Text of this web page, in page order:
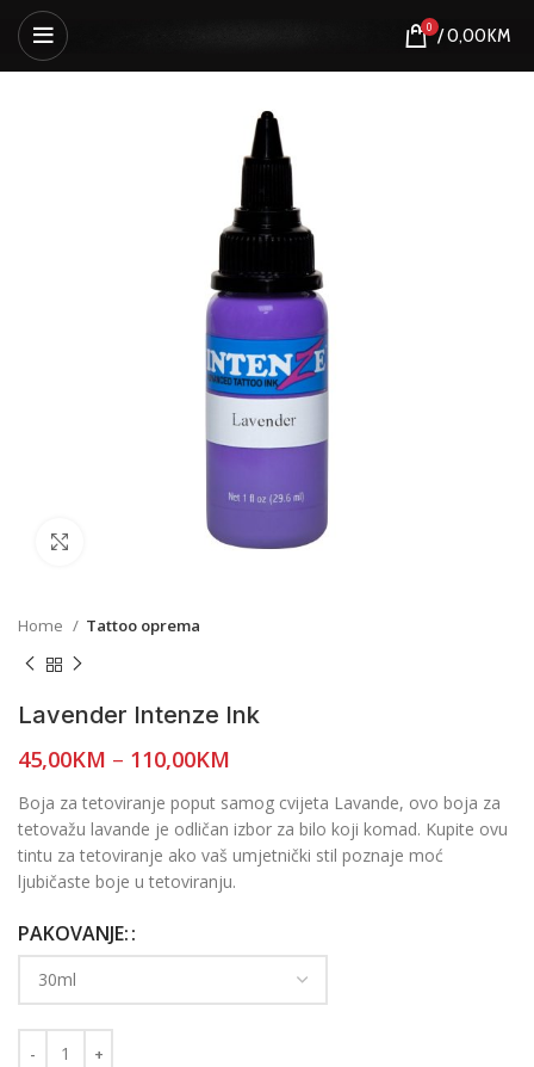
0 /0,00KM
Home Tattoo oprema
Lavender Intenze Ink
45,00KM – 110,00KM
Boja za tetoviranje poput samog cvijeta Lavande, ovo boja za
tetovažu lavande je odličan izbor za bilo koji komad. Kupite ovu
tintu za tetoviranje ako vaš umjetnički stil poznaje moć
ljubičaste boje u tetoviranju.
PAKOVANJE: